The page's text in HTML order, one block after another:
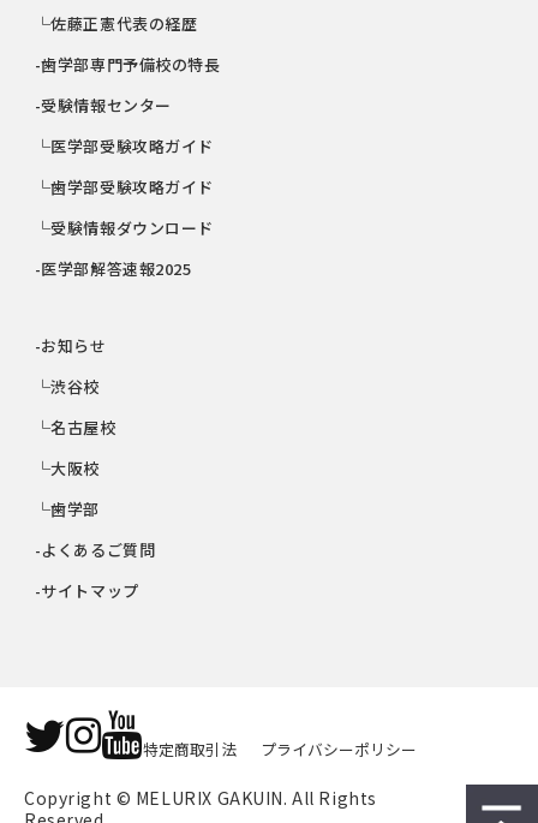
└佐藤正憲代表の経歴
-歯学部専門予備校の特長
-受験情報センター
└医学部受験攻略ガイド
└歯学部受験攻略ガイド
└受験情報ダウンロード
-医学部解答速報2025
-お知らせ
└渋谷校
└名古屋校
└大阪校
└歯学部
-よくあるご質問
-サイトマップ
特定商取引法 プライバシーポリシー
Copyright © MELURIX GAKUIN. All Rights